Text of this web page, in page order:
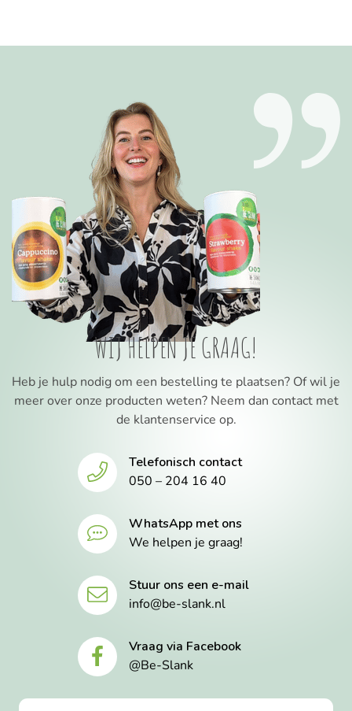
WIJ HELPEN JE GRAAG!
Heb je hulp nodig om een bestelling te plaatsen? Of wil je
meer over onze producten weten? Neem dan contact met
de klantenservice op.
Telefonisch contact
050 – 204 16 40
WhatsApp met ons
We helpen je graag!
Stuur ons een e-mail
info@be-slank.nl
Vraag via Facebook
@Be-Slank